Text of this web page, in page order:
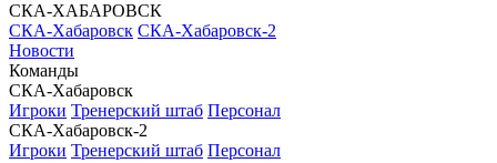
СКА-ХАБАРОВСК
СКА-Хабаровск СКА-Хабаровск-2
Новости
Команды
СКА-Хабаровск
Игроки Тренерский штаб Персонал
СКА-Хабаровск-2
Игроки Тренерский штаб Персонал